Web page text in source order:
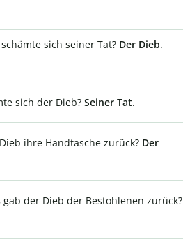
sich seiner Tat? Der Dieb.
sich der Dieb? Seiner Tat.
ihre Handtasche zurück? Der
gab der Dieb der Bestohlenen zurück?